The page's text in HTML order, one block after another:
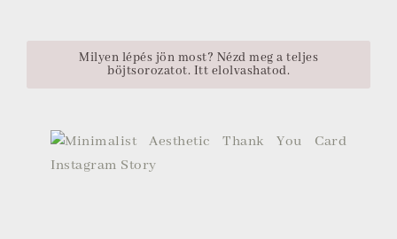
Milyen lépés jön most? Nézd meg a teljes
böjtsorozatot. Itt elolvashatod.